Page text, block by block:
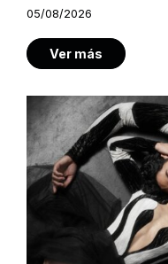
05/08/2026
Ver más